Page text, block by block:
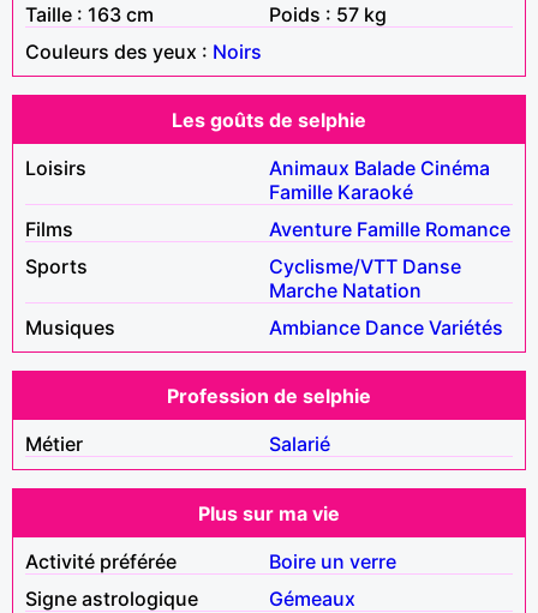
Taille : 163 cm
Poids : 57 kg
Couleurs des yeux : Noirs
Les goûts de selphie
Loisirs
Animaux Balade Cinéma
Famille Karaoké
Films
Aventure Famille Romance
Sports
Cyclisme/VTT Danse
Marche Natation
Musiques
Ambiance Dance Variétés
Profession de selphie
Métier
Salarié
Plus sur ma vie
Activité préférée
Boire un verre
Signe astrologique
Gémeaux